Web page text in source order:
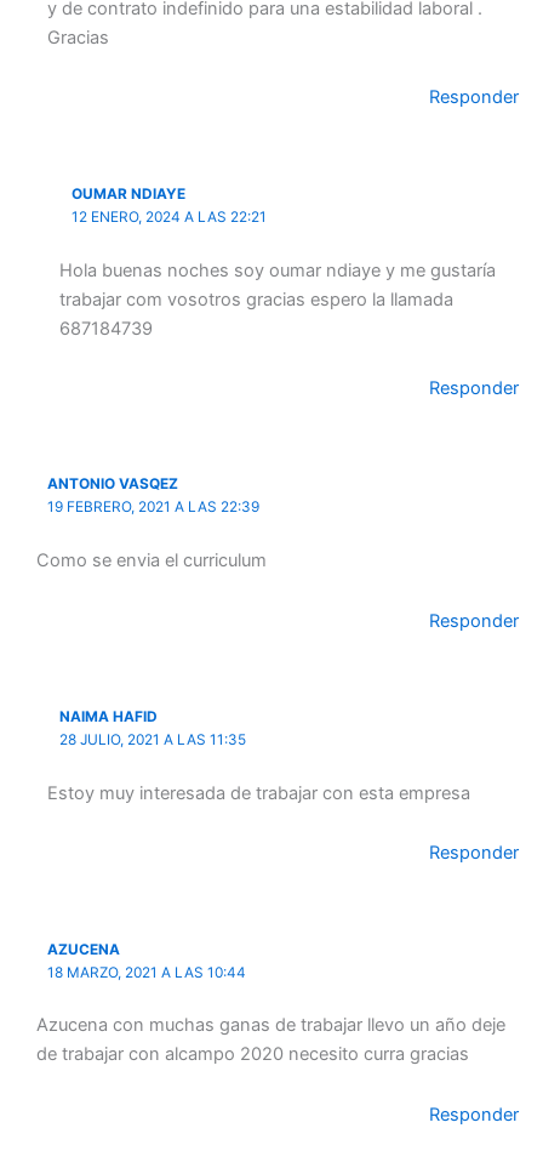
y de contrato indefinido para una estabilidad laboral .
Gracias
Responder
OUMAR NDIAYE
12 ENERO, 2024 A LAS 22:21
Hola buenas noches soy oumar ndiaye y me gustaría
trabajar com vosotros gracias espero la llamada
687184739
Responder
ANTONIO VASQEZ
19 FEBRERO, 2021 A LAS 22:39
Como se envia el curriculum
Responder
NAIMA HAFID
28 JULIO, 2021 A LAS 11:35
Estoy muy interesada de trabajar con esta empresa
Responder
AZUCENA
18 MARZO, 2021 A LAS 10:44
Azucena con muchas ganas de trabajar llevo un año deje
de trabajar con alcampo 2020 necesito curra gracias
Responder